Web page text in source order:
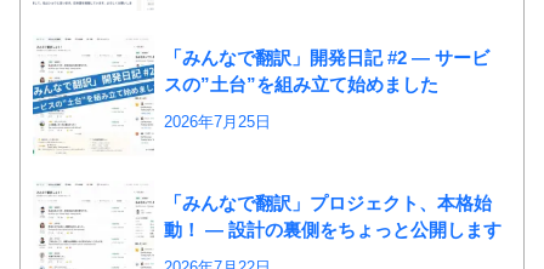
「みんなで翻訳」開発日記 #2 ― サービ
スの”土台”を組み立て始めました
2026年7月25日
「みんなで翻訳」プロジェクト、本格始
動！ ― 設計の裏側をちょっと公開します